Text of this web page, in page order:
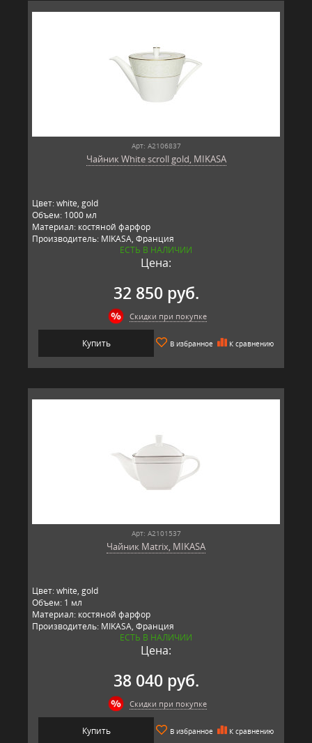
Арт: A2106837
Чайник White scroll gold, MIKASA
Цвет: white, gold
Объем: 1000 мл
Материал: костяной фарфор
Производитель: MIKASA, Франция
ЕСТЬ В НАЛИЧИИ
Цена:
32 850 руб.
Скидки при покупке
Купить В избранное К сравнению
Арт: A2101537
Чайник Matrix, MIKASA
Цвет: white, gold
Объем: 1 мл
Материал: костяной фарфор
Производитель: MIKASA, Франция
ЕСТЬ В НАЛИЧИИ
Цена:
38 040 руб.
Скидки при покупке
Купить В избранное К сравнению